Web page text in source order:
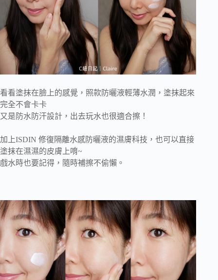
看看塗抹在臉上的感覺，照款防曬液輕薄水潤，塗抹起來
完全不會卡卡
又是防水防汗設計，出去玩水也很適合擦！
加上ISDIN 修復隔離水感防曬液的濕膚科技，也可以直接
塗抹在濕濕的皮膚上唷~
戲水時也要記得，隨時補擦不偷懶。